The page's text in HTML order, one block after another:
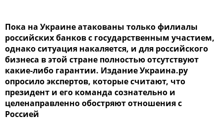
Пока на Украине атакованы только филиалы
российских банков с государственным участием,
однако ситуация накаляется, и для российского
бизнеса в этой стране полностью отсутствуют
какие-либо гарантии. Издание Украина.ру
опросило экспертов, которые считают, что
президент и его команда сознательно и
целенаправленно обостряют отношения с
Россией